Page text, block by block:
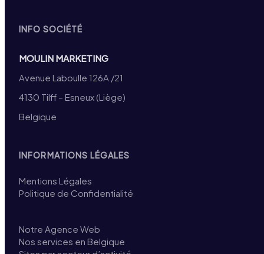
INFO SOCIÉTÉ
MOULIN MARKETING
Avenue Laboulle 126A /21
4130 Tilff – Esneux (Liège)
Belgique
INFORMATIONS LÉGALES
Mentions Légales
Politique de Confidentialité
Notre Agence Web
Nos services en Belgique